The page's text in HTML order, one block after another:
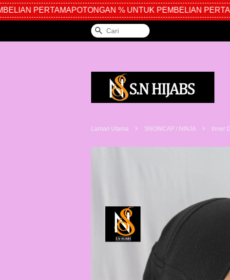
PERTAMAPOTONGAN % UNTUK PEMBELIAN
Cari
Laman Utama › SNOWCAP / NINJA › Inner